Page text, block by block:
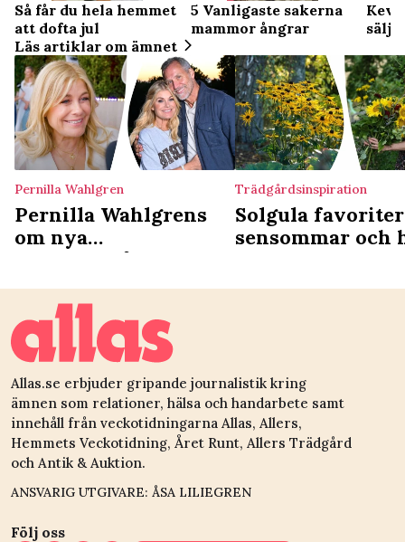
Så får du hela hemmet
att dofta jul
5 Vanligaste sakerna
mammor ångrar
sälj
Läs artiklar om ämnet
Pernilla Wahlgren
Pernilla Wahlgrens
om nya
drömträdgården –
och Christians knep:
”Det luktar skit
ibland”
Trädgårdsinspiration
Solgula
sensommar och
Allas.se erbjuder gripande journalistik kring
ämnen som relationer, hälsa och handarbete samt
innehåll från veckotidningarna Allas, Allers,
Hemmets Veckotidning, Året Runt, Allers Trädgård
och Antik & Auktion.
ANSVARIG UTGIVARE: ÅSA LILIEGREN
Följ oss